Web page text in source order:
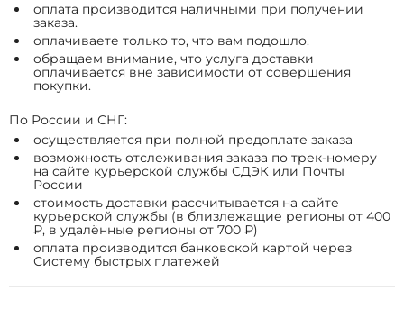
оплата производится наличными при получении
заказа.
оплачиваете только то, что вам подошло.
обращаем внимание, что услуга доставки
оплачивается вне зависимости от совершения
покупки.
По России и СНГ:
осуществляется при полной предоплате заказа
возможность отслеживания заказа по трек-номеру
на сайте курьерской службы СДЭК или Почты
России
стоимость доставки рассчитывается на сайте
курьерской службы (в близлежащие регионы от 400
₽, в удалённые регионы от 700 ₽)
оплата производится банковской картой через
Систему быстрых платежей